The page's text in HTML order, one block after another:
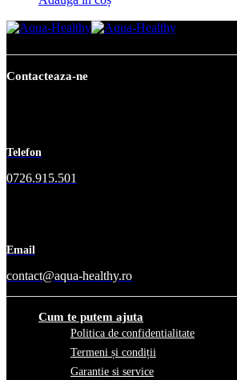
Contacteaza-ne
Telefon
0726.915.501
Email
contact@aqua-healthy.ro
Cum te putem ajuta
Politica de confidentialitate
Termeni și condiții
Garantie si service